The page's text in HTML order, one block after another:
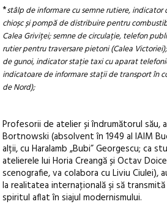
*stâlp de informare cu semne rutiere, indicator
chioșc și pompă de distribuire pentru
Calea Griviței; semne de circulație, telefon
rutier pentru traversare pietoni (Calea
de gunoi, indicator stație taxi cu aparat
indicatoare de informare stații de transport în
de Nord);
Profesorii de atelier și îndrumătorul său,
Bortnowski (absolvent în 1949 al IAIM
alții, cu Haralamb „Bubi” Georgescu; ca
atelierele lui Horia Creangă și Octav
scenografie, va colabora cu Liviu Ciulei),
la realitatea internaţională şi să
spiritul aflat în siajul modernismului.